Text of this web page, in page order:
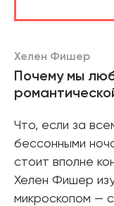
Хелен Фишер
Почему мы
Что, если за
бессонными
стоит вполне
Хелен Фишер
микроскопом —